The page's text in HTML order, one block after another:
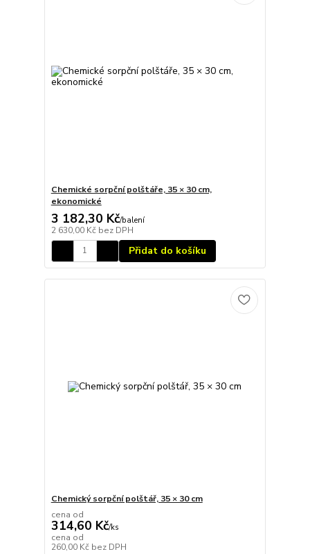
Chemické sorpční polštáře, 35 × 30 cm,
ekonomické
3 182,30 Kč/balení
2 630,00 Kč bez DPH
Přidat do košíku
Chemický sorpční polštář, 35 × 30 cm
cena od
314,60 Kč/ks
cena od
260,00 Kč bez DPH